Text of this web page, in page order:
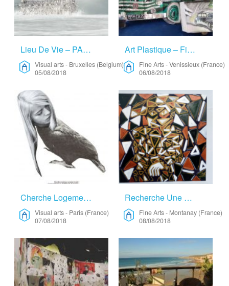
Lieu De Vie – PARIS – Place To Live In PARIS – Visual Arts
Visual arts- Bruxelles (Belgium)
05/08/2018
Art Plastique – Fine Arts
Fine Arts-Venissieux (France)
06/08/2018
Cherche Logement Et Atelier Tranquille Pour Un Séjour Court – Visual Arts
Visual arts- Paris (France)
07/08/2018
Recherche Une Résidence Pour Travail Plastique – Fine Arts
Fine Arts- Montanay (France)
08/08/2018